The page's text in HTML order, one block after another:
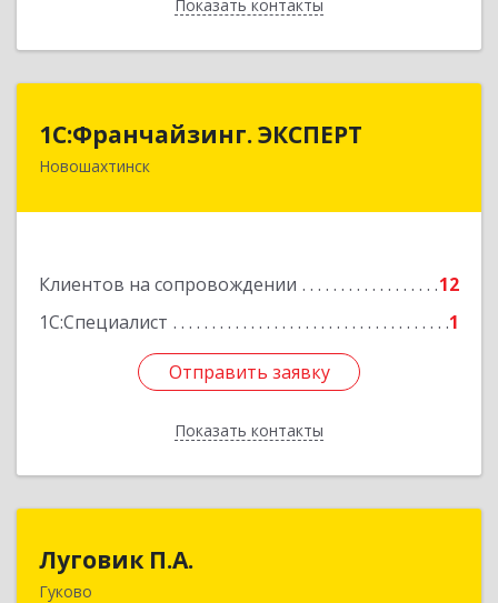
Показать контакты
Назад
1С:Франчайзинг. ЭКСПЕРТ
Новошахтинск
Клиентов на сопровождении
12
1С:Специалист
1
Отправить заявку
Показать контакты
1С:Франчайзинг. ЭКСПЕРТ
346901, Ростовская обл, Новошахтинск г,
Отправить заявку
Назад
Луговик П.А.
Гуково